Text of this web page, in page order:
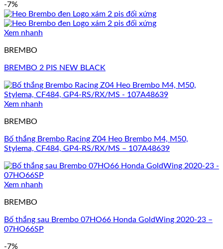
-7%
Xem nhanh
BREMBO
BREMBO 2 PIS NEW BLACK
Xem nhanh
BREMBO
Bố thắng Brembo Racing Z04 Heo Brembo M4, M50,
Stylema, CF484, GP4-RS/RX/MS – 107A48639
Xem nhanh
BREMBO
Bố thắng sau Brembo 07HO66 Honda GoldWing 2020-23 –
07HO66SP
-7%